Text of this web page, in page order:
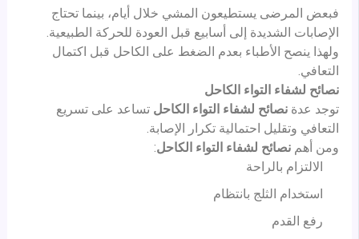
فبعض المرضى يستطيعون المشي خلال أيام، بينما تحتاج
الإصابات الشديدة إلى أسابيع قبل العودة للحركة الطبيعية.
ولهذا ينصح الأطباء بعدم الضغط على الكاحل قبل اكتمال
التعافي.
نصائح لشفاء التواء الكاحل
توجد عدةنصائح لشفاء التواء الكاحل تساعد على تسريع
التعافي وتقليل احتمالية تكرار الإصابة.
ومن أهمنصائح لشفاء التواء الكاحل:
الالتزام بالراحة
استخدام الثلج بانتظام
رفع القدم